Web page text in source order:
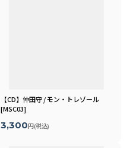
【CD】仲田守 / モン・トレゾール
[MSC03]
3,300円(税込)